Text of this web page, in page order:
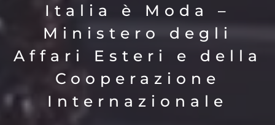
Italia è Moda –
Ministero degli
Affari Esteri e della
Cooperazione
Internazionale